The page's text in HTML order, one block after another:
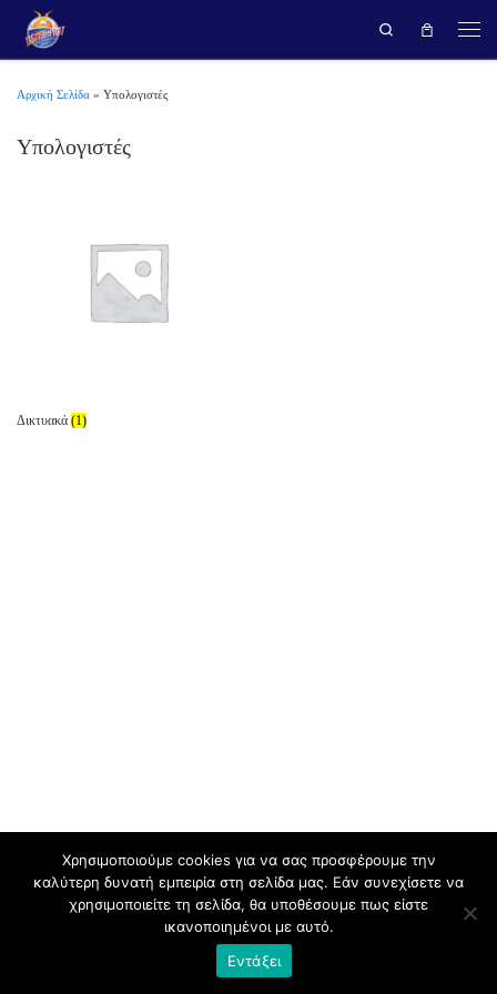
Μετάβαση στο περιεχόμενο
Search
Αρχική Σελίδα » Υπολογιστές
Υπολογιστές
Δικτυακά (1)
© 2026– Με επιφύλαξη παντός δικαιώματος
Υλοποιήθηκε από WP– Σχεδιασμένο με τοCustomizr theme
Χρησιμοποιούμε cookies για να σας προσφέρουμε την
καλύτερη δυνατή εμπειρία στη σελίδα μας. Εάν συνεχίσετε να
χρησιμοποιείτε τη σελίδα, θα υποθέσουμε πως είστε
ικανοποιημένοι με αυτό.
Εντάξει